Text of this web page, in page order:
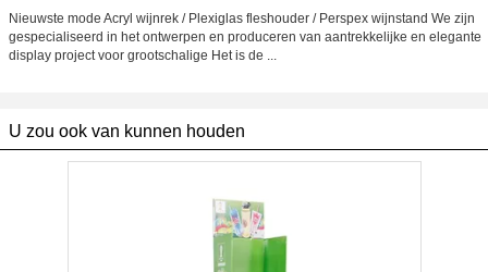
Nieuwste mode Acryl wijnrek / Plexiglas fleshouder / Perspex wijnstand We zijn
gespecialiseerd in het ontwerpen en produceren van aantrekkelijke en elegante
display project voor grootschalige Het is de ...
U zou ook van kunnen houden